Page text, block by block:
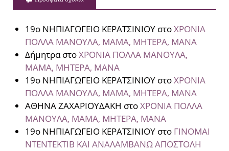
19ο ΝΗΠΙΑΓΩΓΕΙΟ ΚΕΡΑΤΣΙΝΙΟΥ στοΧΡΟΝΙΑ
ΠΟΛΛΑ ΜΑΝΟΥΛΑ, ΜΑΜΑ, ΜΗΤΕΡΑ, ΜΑΝΑ
ΔήμητραστοΧΡΟΝΙΑ ΠΟΛΛΑ ΜΑΝΟΥΛΑ,
ΜΑΜΑ, ΜΗΤΕΡΑ, ΜΑΝΑ
19ο ΝΗΠΙΑΓΩΓΕΙΟ ΚΕΡΑΤΣΙΝΙΟΥ στοΧΡΟΝΙΑ
ΠΟΛΛΑ ΜΑΝΟΥΛΑ, ΜΑΜΑ, ΜΗΤΕΡΑ, ΜΑΝΑ
ΑΘΗΝΑ ΖΑΧΑΡΙΟΥΔΑΚΗ στοΧΡΟΝΙΑ ΠΟΛΛΑ
ΜΑΝΟΥΛΑ, ΜΑΜΑ, ΜΗΤΕΡΑ, ΜΑΝΑ
19ο ΝΗΠΙΑΓΩΓΕΙΟ ΚΕΡΑΤΣΙΝΙΟΥ στο ΓΙΝΟΜΑΙ
ΝΤΕΝΤΕΚΤΙΒ ΚΑΙ ΑΝΑΛΑΜΒΑΝΩ ΑΠΟΣΤΟΛΗ